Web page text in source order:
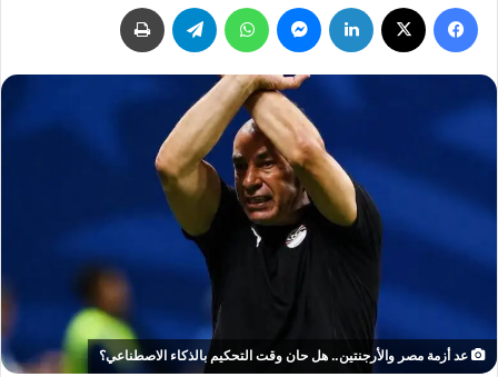
عد أزمة مصر والأرجنتين.. هل حان وقت التحكيم بالذكاء الاصطناعي؟